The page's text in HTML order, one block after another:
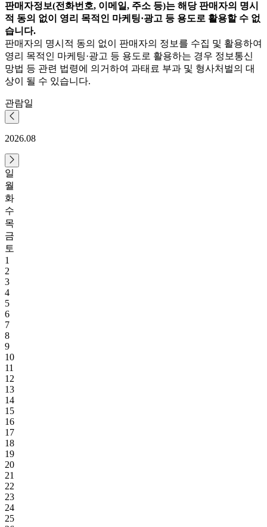
판매자정보(전화번호, 이메일, 주소 등)는 해당 판매자의 명시
적 동의 없이 영리 목적인 마케팅·광고 등 용도로 활용할 수 없
습니다.
판매자의 명시적 동의 없이 판매자의 정보를 수집 및 활용하여
영리 목적인 마케팅·광고 등 용도로 활용하는 경우 정보통신
망법 등 관련 법령에 의거하여 과태료 부과 및 형사처벌의 대
상이 될 수 있습니다.
관람일
2026.08
일
월
화
수
목
금
토
1
2
3
4
5
6
7
8
9
10
11
12
13
14
15
16
17
18
19
20
21
22
23
24
25